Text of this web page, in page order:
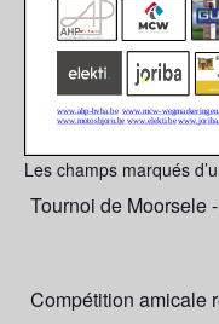
Les champs marqués
Tournoi de Moorsele
Compétition amicale